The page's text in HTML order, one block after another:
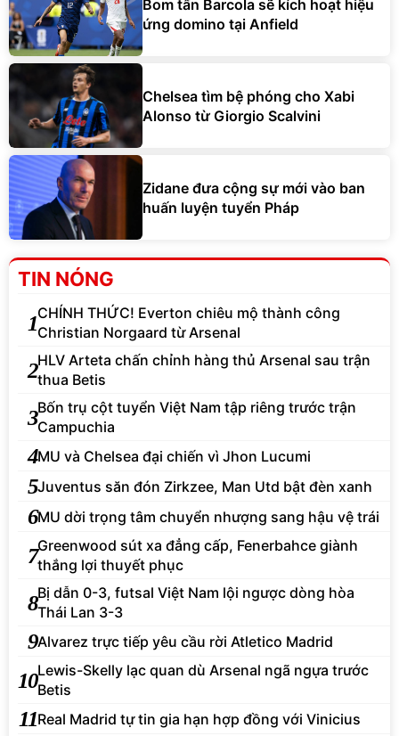
Bom tấn Barcola sẽ kích hoạt hiệu
ứng domino tại Anfield
Chelsea tìm bệ phóng cho Xabi
Alonso từ Giorgio Scalvini
Zidane đưa cộng sự mới vào ban
huấn luyện tuyển Pháp
TIN NÓNG
1CHÍNH THỨC! Everton chiêu mộ thành công
Christian Norgaard từ Arsenal
2HLV Arteta chấn chỉnh hàng thủ Arsenal sau trận
thua Betis
3Bốn trụ cột tuyển Việt Nam tập riêng trước trận
Campuchia
4MU và Chelsea đại chiến vì Jhon Lucumi
5Juventus săn đón Zirkzee, Man Utd bật đèn xanh
6MU dời trọng tâm chuyển nhượng sang hậu vệ trái
7Greenwood sút xa đẳng cấp, Fenerbahce giành
thắng lợi thuyết phục
8Bị dẫn 0-3, futsal Việt Nam lội ngược dòng hòa
Thái Lan 3-3
9Alvarez trực tiếp yêu cầu rời Atletico Madrid
10Lewis-Skelly lạc quan dù Arsenal ngã ngựa trước
Betis
11Real Madrid tự tin gia hạn hợp đồng với Vinicius